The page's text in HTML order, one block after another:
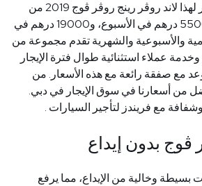
الإيجار. تبدأ أسعار الإيجار لهذا لاند روڤر رينج روڤر ڤوج 2019 من
800 درهم في اليوم، 5500 درهم في الأسبوع، و19000 درهم في
والأسبوعية والشهرية تقدم مجموعة من
عملاء استثنائية طوال فترة الإيجار
مع صفقة رائعة مع هذه الأسعار. من
من أسعارنا في سوق الإيجار في دبي.
مع فريندز لتأجير السيارات .
ڤوج بدون إيداع
بسيطة وخالية من الإيداع، مما يرفع